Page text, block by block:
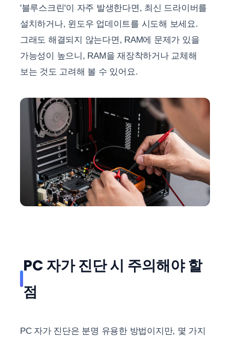
'블루스크린'이 자주 발생한다면, 최신 드라이버를
설치하거나, 윈도우 업데이트를 시도해 보세요.
그래도 해결되지 않는다면, RAM에 문제가 있을
가능성이 높으니, RAM을 재장착하거나 교체해
보는 것도 고려해 볼 수 있어요.
PC 자가 진단 시 주의해야 할
점
PC 자가 진단은 분명 유용한 방법이지만, 몇 가지